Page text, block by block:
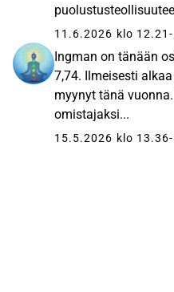
11.6.2026 klo 12.21
Ingman on tänään
7,74. Ilmeisesti
myynyt tänä
omistajaksi...
15.5.2026 klo 13.36